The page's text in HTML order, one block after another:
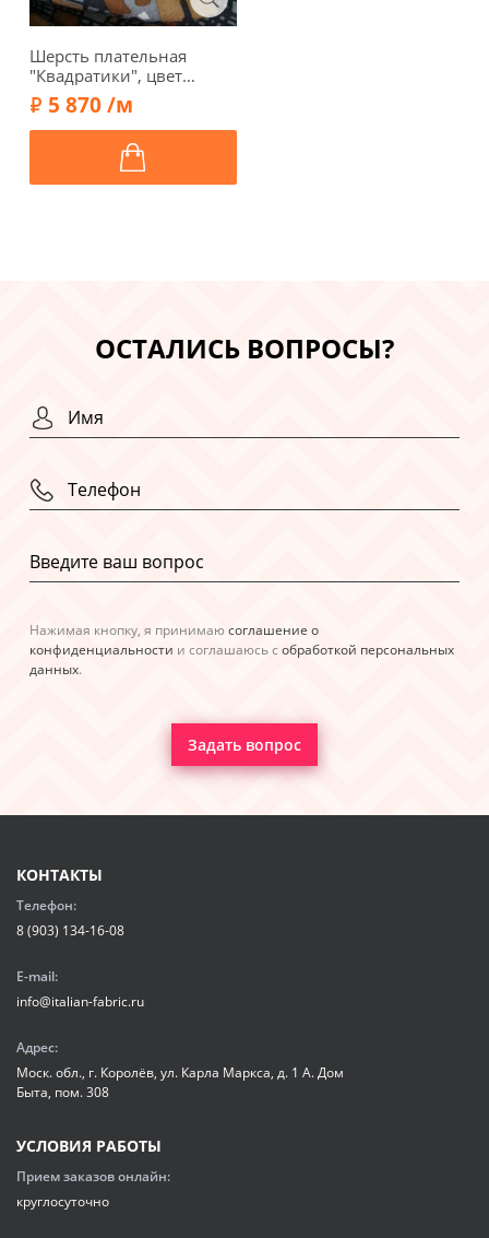
Шерсть плательная
"Квадратики", цвет
коричневый, 15638-2
5 870 /м
ОСТАЛИСЬ ВОПРОСЫ?
Нажимая кнопку, я принимаюсоглашение о
конфиденциальности и соглашаюсь с обработкой персональных
данных.
Задать вопрос
КОНТАКТЫ
Телефон:
8 (903) 134-16-08
E-mail:
info@italian-fabric.ru
Адрес:
Моск. обл., г. Королёв, ул. Карла Маркса, д. 1 А. Дом
Быта, пом. 308
УСЛОВИЯ РАБОТЫ
Прием заказов онлайн:
круглосуточно